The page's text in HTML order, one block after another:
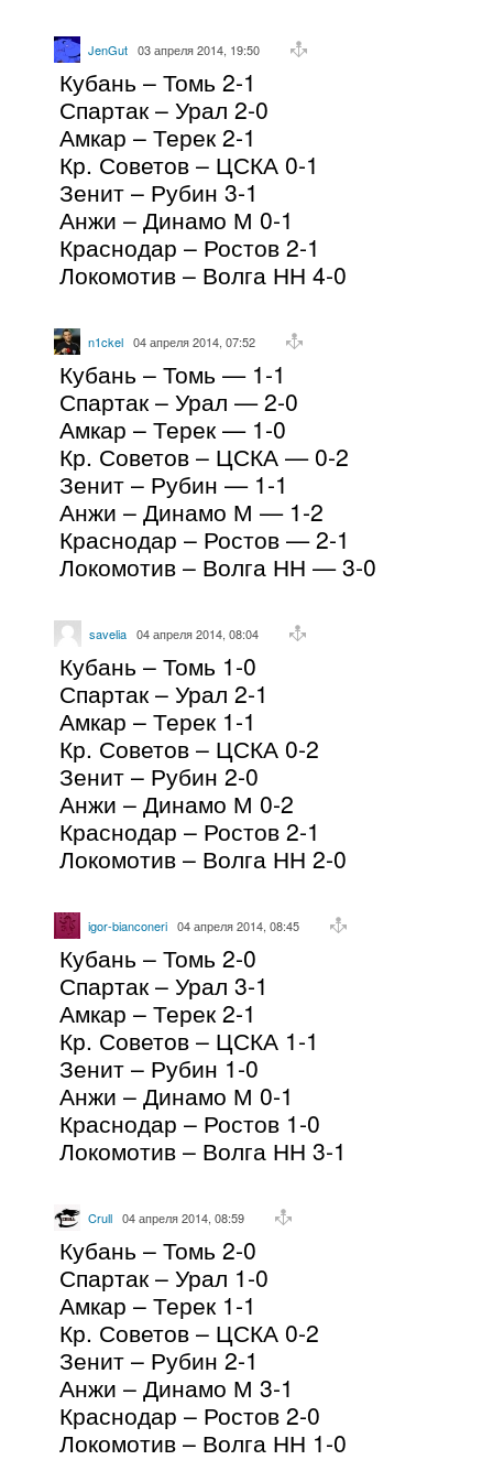
JenGut 03 апреля 2014, 19:50
Кубань – Томь 2-1
Спартак – Урал 2-0
Амкар – Терек 2-1
Кр. Советов – ЦСКА 0-1
Зенит – Рубин 3-1
Анжи – Динамо М 0-1
Краснодар – Ростов 2-1
Локомотив – Волга НН 4-0
n1ckel 04 апреля 2014, 07:52
Кубань – Томь — 1-1
Спартак – Урал — 2-0
Амкар – Терек — 1-0
Кр. Советов – ЦСКА — 0-2
Зенит – Рубин — 1-1
Анжи – Динамо М — 1-2
Краснодар – Ростов — 2-1
Локомотив – Волга НН — 3-0
savelia 04 апреля 2014, 08:04
Кубань – Томь 1-0
Спартак – Урал 2-1
Амкар – Терек 1-1
Кр. Советов – ЦСКА 0-2
Зенит – Рубин 2-0
Анжи – Динамо М 0-2
Краснодар – Ростов 2-1
Локомотив – Волга НН 2-0
igor-bianconeri 04 апреля 2014, 08:45
Кубань – Томь 2-0
Спартак – Урал 3-1
Амкар – Терек 2-1
Кр. Советов – ЦСКА 1-1
Зенит – Рубин 1-0
Анжи – Динамо М 0-1
Краснодар – Ростов 1-0
Локомотив – Волга НН 3-1
Crull 04 апреля 2014, 08:59
Кубань – Томь 2-0
Спартак – Урал 1-0
Амкар – Терек 1-1
Кр. Советов – ЦСКА 0-2
Зенит – Рубин 2-1
Анжи – Динамо М 3-1
Краснодар – Ростов 2-0
Локомотив – Волга НН 1-0